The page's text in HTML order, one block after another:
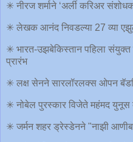
✳ नीरज शर्माने ‘अर्ली करिअर
✳ लेखक आनंद निवडल्या 27 व्या
✳ भारत-उझबेकिस्तान पहिला
प्रारंभ
✳ लक्ष सेनने सारलॉरलक्स ओपन
✳ नोबेल पुरस्कार विजेते महंमद युनूस
✳ जर्मन शहर ड्रेस्डेनने "नाझी